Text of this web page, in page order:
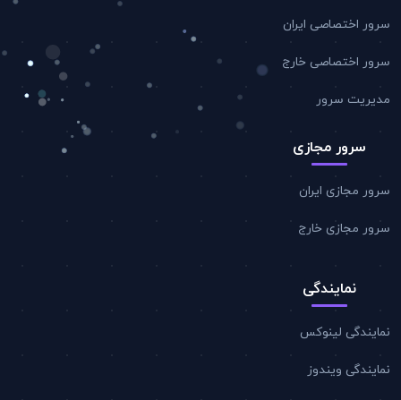
سرور اختصاصی ایران
سرور اختصاصی خارج
مدیریت سرور
سرور مجازی
سرور مجازی ایران
سرور مجازی خارج
نمایندگی
نمایندگی لینوکس
نمایندگی ویندوز